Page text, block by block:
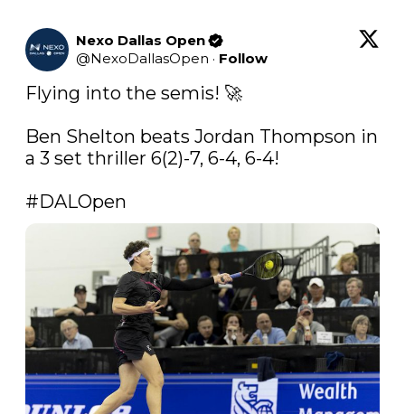
Nexo Dallas Open
@NexoDallasOpen · Follow
Flying into the semis! 🚀
Ben Shelton beats Jordan Thompson in
a 3 set thriller 6(2)-7, 6-4, 6-4!
#DALOpen